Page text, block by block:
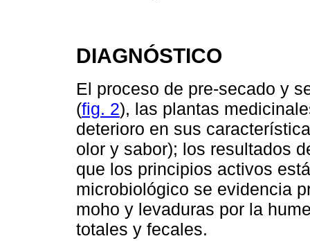
DIAGNÓSTICO
El proceso de pre-secado y
(fig. 2), las plantas
deterioro en sus
olor y sabor); los resultados
que los principios activos
microbiológico se evidencia
moho y levaduras por la
totales y fecales.